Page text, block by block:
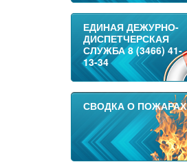
ЕДИНАЯ ДЕЖУРНО-
ДИСПЕТЧЕРСКАЯ
СЛУЖБА 8 (3466) 41-
13-34
СВОДКА О ПОЖАРАХ